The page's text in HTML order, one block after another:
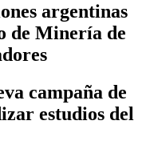
argentinas
de Minería de
campaña de
estudios del